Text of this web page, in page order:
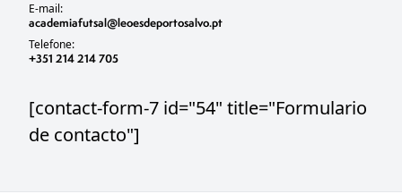
E-mail:
academiafutsal@leoesdeportosalvo.pt
Telefone:
+351 214 214 705
[contact-form-7 id="54" title="Formulario
de contacto"]